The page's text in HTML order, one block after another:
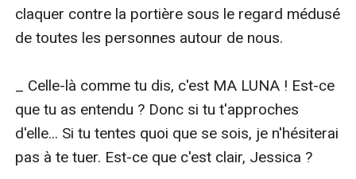
claquer contre la portière sous le regard médusé
de toutes les personnes autour de nous.
_ Celle-là comme tu dis, c'est MA LUNA ! Est-ce
que tu as entendu ? Donc si tu t'approches
d'elle... Si tu tentes quoi que se sois, je n'hésiterai
pas à te tuer. Est-ce que c'est clair, Jessica ?